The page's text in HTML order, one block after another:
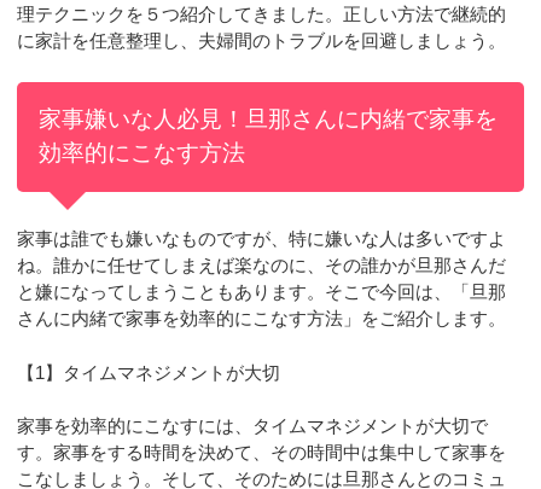
理テクニックを５つ紹介してきました。正しい方法で継続的
に家計を任意整理し、夫婦間のトラブルを回避しましょう。
家事嫌いな人必見！旦那さんに内緒で家事を
効率的にこなす方法
家事は誰でも嫌いなものですが、特に嫌いな人は多いですよ
ね。誰かに任せてしまえば楽なのに、その誰かが旦那さんだ
と嫌になってしまうこともあります。そこで今回は、「旦那
さんに内緒で家事を効率的にこなす方法」をご紹介します。
【1】タイムマネジメントが大切
家事を効率的にこなすには、タイムマネジメントが大切で
す。家事をする時間を決めて、その時間中は集中して家事を
こなしましょう。そして、そのためには旦那さんとのコミュ